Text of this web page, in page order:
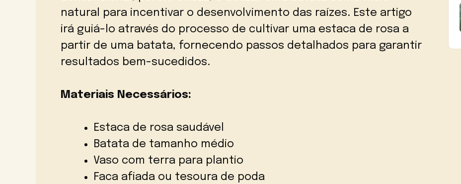
natural para incentivar o desenvolvimento das raízes. Este artigo
irá guiá-lo através do processo de cultivar uma estaca de rosa a
partir de uma batata, fornecendo passos detalhados para garantir
resultados bem-sucedidos.
Materiais Necessários:
Estaca de rosa saudável
Batata de tamanho médio
Vaso com terra para plantio
Faca afiada ou tesoura de poda